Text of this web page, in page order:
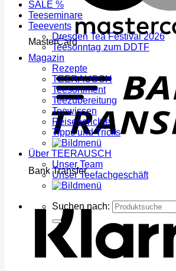
MasterCard
Bank Transfer
SALE %
Teeseminare
Teeevents
Dresden Tea Festival 2026
Teesonntag zum DDTF
Magazin
Rezepte
TEERAUSCH
Teesortiment
Teezubereitung
Teewissen
Reiseberichte
Tipps und Tricks
Über TEERAUSCH
Unser Team
Unser Teefachgeschäft
Suchen nach: